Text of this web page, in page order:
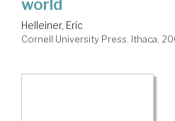
world
Helleiner, Eric
Cornell University Press. Ithaca,